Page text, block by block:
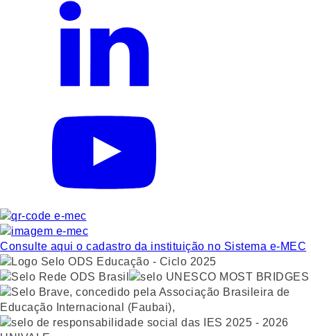
Consulte aqui o cadastro da instituição no Sistema e-MEC